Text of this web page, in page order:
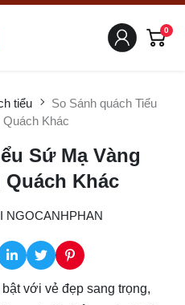
0
tiểu
So Sánh quách Tiểu
Khác
Sứ Mạ Vàng
Khác
NGOCANHPHAN
bật với vẻ đẹp sang trọng,